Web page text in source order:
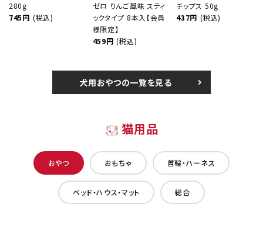
280g
745円 (税込)
ゼロ りんご風味 スティ
ックタイプ 8本入【会員
様限定】
459円 (税込)
チップス 50g
437円 (税込)
犬用おやつの一覧を見る
猫用品
おやつ おもちゃ 首輪・ハーネス
ベッド・ハウス・マット 総合